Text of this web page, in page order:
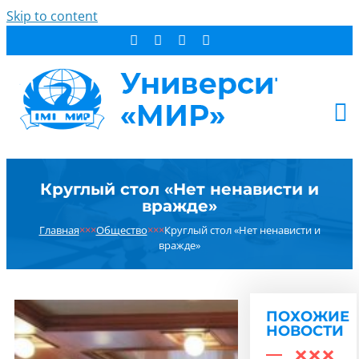
Skip to content
СТУДЕНТУ
НОВОСТИ
РЕЗУЛЬТАТ ПОИСКА:
Круглый стол «Нет ненависти и
вражде»
Главная×××Общество×××Круглый стол «Нет ненависти и
вражде»
ПОХОЖИЕ
НОВОСТИ